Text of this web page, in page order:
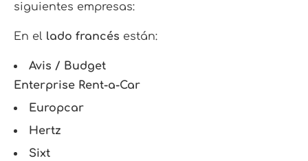
siguientes empresas:
En el lado francés están:
Avis / Budget
Enterprise Rent-a-Car
Europcar
Hertz
Sixt